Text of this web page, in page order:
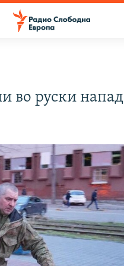
во руски напад